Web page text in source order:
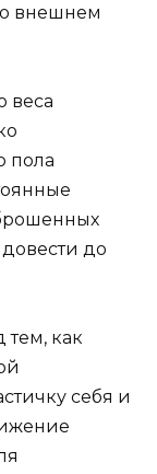
внешнем
веса
пола
до
тем, как
себя и